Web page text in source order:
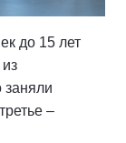
до 15 лет
заняли
–